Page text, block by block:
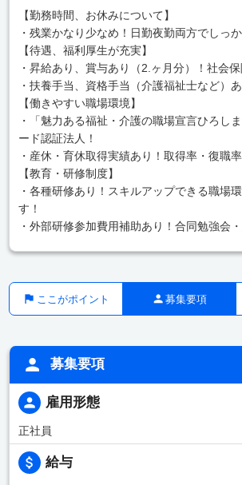
【勤務時間、お休みについて】
・残業かなり少なめ！日勤夜勤両方でしっ
【待遇、福利厚生が充実】
・昇給あり、賞与あり（2.ヶ月分）！社会保
・扶養手当、資格手当（介護福祉士など）あ
【働きやすい職場環境】
・「魅力ある福祉・介護の職場宣言ひろし
ード認証法人！
・産休・育休取得実績あり！取得率・復職率
【教育・研修制度】
・各種研修あり！スキルアップできる職場
す！
・外部研修参加費用補助あり！合同勉強会
ここがポイント 募集要項
募集要項
雇用形態
正社員
給与